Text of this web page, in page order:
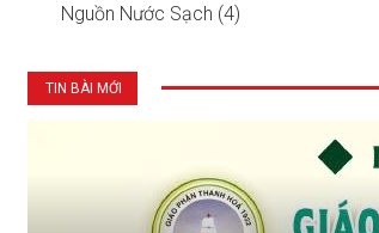
Nguồn Nước Sạch (4)
TIN BÀI MỚI